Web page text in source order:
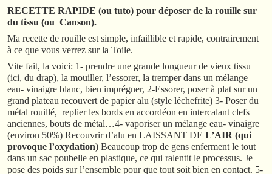
RECETTE RAPIDE (ou tuto) pour déposer de la rouille sur
du tissu (ou Canson).
Ma recette de rouille est simple, infaillible et rapide, contrairement
à ce que vous verrez sur la Toile.
Vite fait, la voici: 1- prendre une grande longueur de vieux tissu
(ici, du drap), la mouiller, l’essorer, la tremper dans un mélange
eau- vinaigre blanc, bien imprégner, 2-Essorer, poser à plat sur un
grand plateau recouvert de papier alu (style léchefrite) 3- Poser du
métal rouillé, replier les bords en accordéon en intercalant clefs
anciennes, bouts de métal…4- vaporiser un mélange eau- vinaigre
(environ 50%) Recouvrir d’alu en LAISSANT DE L’AIR (qui
provoque l’oxydation) Beaucoup trop de gens enferment le tout
dans un sac poubelle en plastique, ce qui ralentit le processus. Je
pose des poids sur l’ensemble pour que tout soit bien en contact. 5-